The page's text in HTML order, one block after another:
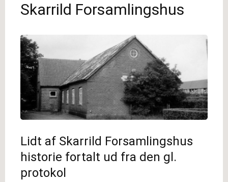
Skarrild Forsamlingshus
Lidt af Skarrild Forsamlingshus
historie fortalt ud fra den gl.
protokol